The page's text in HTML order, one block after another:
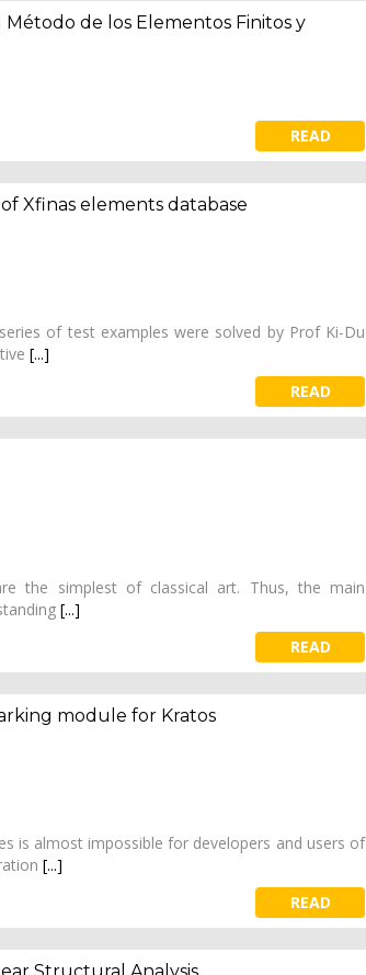
de los Elementos Finitos y
READ
Xfinas elements database
of test examples were solved by Prof Ki-Du
[...]
READ
the simplest of classical art. Thus, the main
[...]
READ
module for Kratos
is almost impossible for developers and users of
[...]
READ